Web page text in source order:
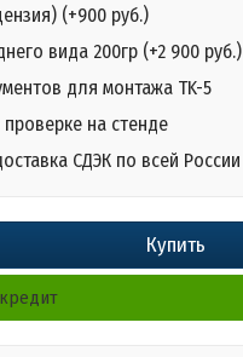
(+900 руб.)
вида 200гр (+2 900 руб.)
для монтажа TK-5
на стенде
СДЭК по всей России
Купить